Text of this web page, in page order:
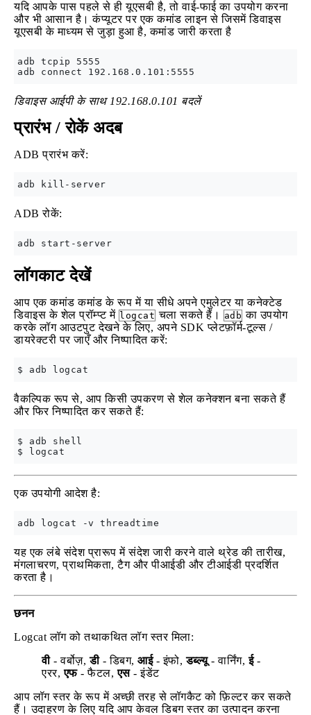
यदि आपके पास पहले से ही यूएसबी है, तो वाई-फाई का उपयोग करना
और भी आसान है। कंप्यूटर पर एक कमांड लाइन से जिसमें डिवाइस
यूएसबी के माध्यम से जुड़ा हुआ है, कमांड जारी करता है
adb tcpip 5555
डिवाइस आईपी के साथ 192.168.0.101 बदलें
प्रारंभ / रोकें अदब
ADB प्रारंभ करें:
ADB रोकें:
लॉगकाट देखें
आप एक कमांड कमांड के रूप में या सीधे अपने एमुलेटर या कनेक्टेड
डिवाइस के शेल प्रॉम्प्ट में logcat चला सकते हैं। adb का उपयोग
करके लॉग आउटपुट देखने के लिए, अपने SDK प्लेटफ़ॉर्म-टूल्स /
डायरेक्टरी पर जाएँ और निष्पादित करें:
वैकल्पिक रूप से, आप किसी उपकरण से शेल कनेक्शन बना सकते हैं
और फिर निष्पादित कर सकते हैं:
$ adb shell
एक उपयोगी आदेश है:
यह एक लंबे संदेश प्रारूप में संदेश जारी करने वाले थ्रेड की तारीख,
मंगलाचरण, प्राथमिकता, टैग और पीआईडी और टीआईडी प्रदर्शित
करता है।
छनन
Logcat लॉग को तथाकथित लॉग स्तर मिला:
वी- वर्बोज़,डी- डिबग, आई- इंफो,डब्ल्यू- वार्निंग,ई-
एरर,एफ- फैटल,एस- इंडेंट
आप लॉग स्तर के रूप में अच्छी तरह से लॉगकैट को फ़िल्टर कर सकते
हैं। उदाहरण के लिए यदि आप केवल डिबग स्तर का उत्पादन करना